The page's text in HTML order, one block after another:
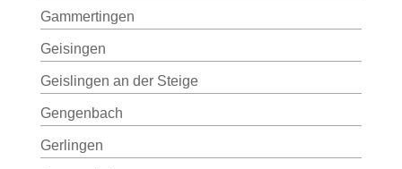
Gammertingen
Geisingen
Geislingen an der Steige
Gengenbach
Gerlingen